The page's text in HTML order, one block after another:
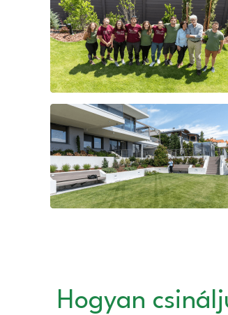
Hogyan